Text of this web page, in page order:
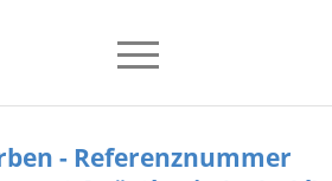
- Referenznummer